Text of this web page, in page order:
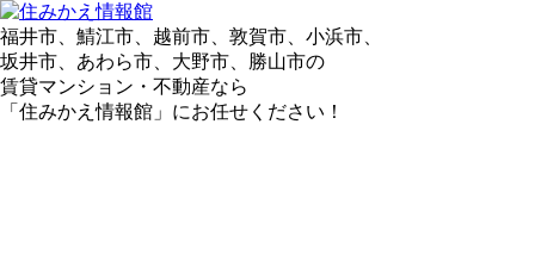
福井市、鯖江市、越前市、敦賀市、小浜市、
坂井市、あわら市、大野市、勝山市の
賃貸マンション・不動産なら
「住みかえ情報館」にお任せください！